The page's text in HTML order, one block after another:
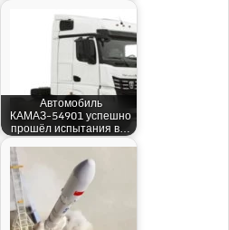
Автомобиль
КАМАЗ-54901 успешно
прошёл испытания в…